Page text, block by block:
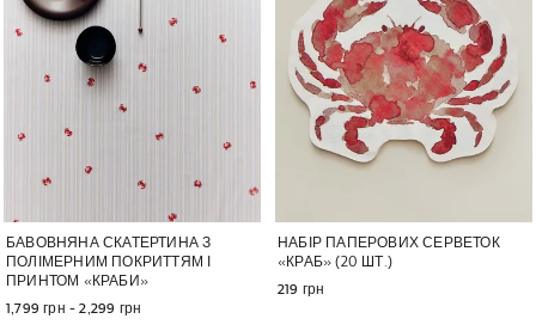
БАВОВНЯНА СКАТЕРТИНА З
ПОЛІМЕРНИМ ПОКРИТТЯМ І
ПРИНТОМ «КРАБИ»
1,799 грн - 2,299 грн
НАБІР ПАПЕРОВИХ СЕРВЕТОК
«КРАБ» (20 ШТ.)
219 грн